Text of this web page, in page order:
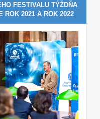
FESTIVALU TÝŽDŇA
ROK 2021 A ROK 2022